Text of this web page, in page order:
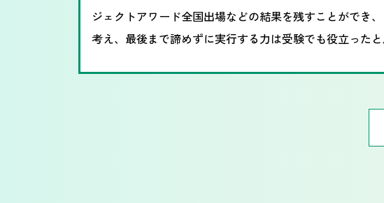
ジェクトアワード全国出場などの結果を残すことができ
考え、最後まで諦めずに実行する力は受験でも役立ったと